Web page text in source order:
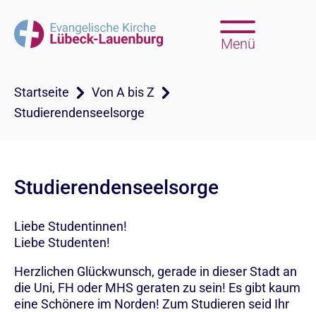
Menü
Startseite
Von A bis Z
Studierendenseelsorge
Studierendenseelsorge
Liebe Studentinnen!
Liebe Studenten!
Herzlichen Glückwunsch, gerade in dieser Stadt an
die Uni, FH oder MHS geraten zu sein! Es gibt kaum
eine Schönere im Norden! Zum Studieren seid Ihr